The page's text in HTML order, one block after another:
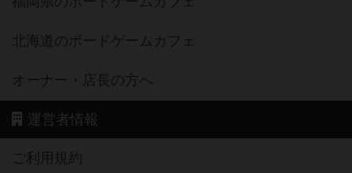
北海道のボードゲームカフェ
オーナー・店長の方へ
運営者情報
ご利用規約